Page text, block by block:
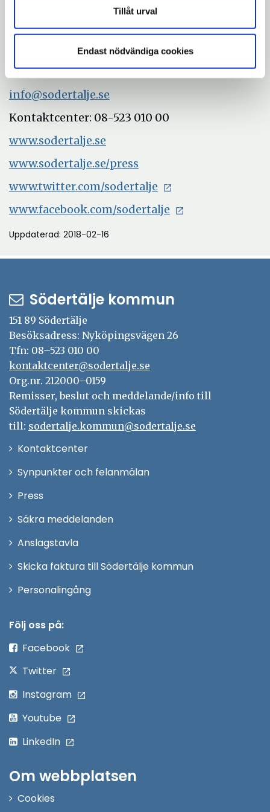
Tillåt urval
Endast nödvändiga cookies
066 03, helene.p.andersson@sodertalje.se
Med vänliga hälsningar
Södertälje kommun
info@sodertalje.se
Kontaktcenter: 08-523 010 00
www.sodertalje.se
www.sodertalje.se/press
www.twitter.com/sodertalje
www.facebook.com/sodertalje
Uppdaterad: 2018-02-16
Södertälje kommun
151 89 Södertälje
Besöksadress: Nyköpingsvägen 26
Tfn: 08–523 010 00
kontaktcenter@sodertalje.se
Org.nr. 212000–0159
Remisser, beslut och meddelande/info till
Södertälje kommun skickas
till: sodertalje.kommun@sodertalje.se
KontaktcenterÖppna
Synpunkter och felanmälan
Press
fönster
Säkra meddelanden
Anslagstavla
Skicka faktura till Södertälje kommun
PersonalingångÖppna
Följ oss på:
Facebook
Twitter
Instagram
Youtube
LinkedIn
Om webbplatsen
Cookies